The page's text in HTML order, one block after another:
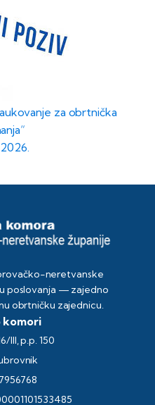
za obrtnička
neretvanske
poslovanja — zajedno
obrtničku zajednicu.
komori
III, p.p. 150